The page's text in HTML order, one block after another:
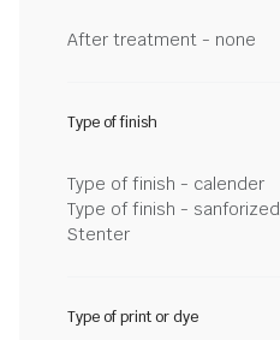
After treatment - none
Type of finish
Type of finish - calender
Type of finish - sanforized
Stenter
Type of print or dye